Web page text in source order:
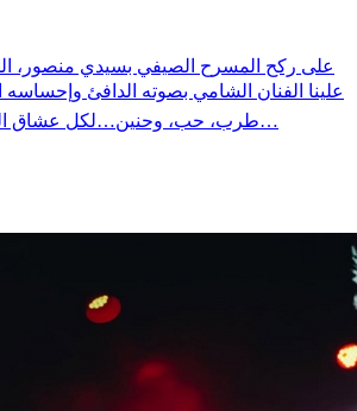
علينا الفنان الشامي بصوته الدافئ
طرب، حب، وحنين…لكل عشاق الكلمة المزيانة والنغمة…